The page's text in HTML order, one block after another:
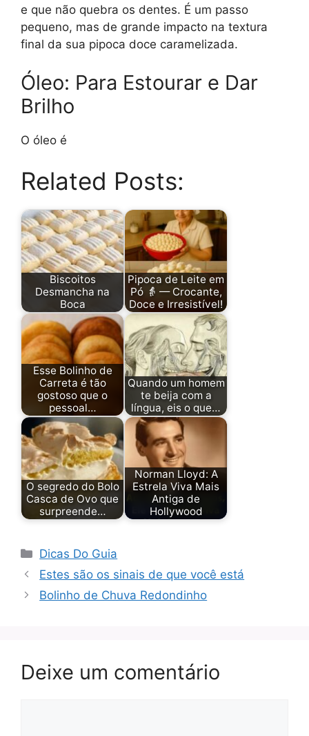
e que não quebra os dentes. É um passo
pequeno, mas de grande impacto na textura
final da sua pipoca doce caramelizada.
Óleo: Para Estourar e Dar
Brilho
O óleo é
Related Posts:
Biscoitos
Desmancha na
Boca
Pipoca de Leite em
Pó 👵 — Crocante,
Doce e Irresistível!
Esse Bolinho de
Carreta é tão
gostoso que o
pessoal…
Quando um homem
te beija com a
língua, eis o que…
O segredo do Bolo
Casca de Ovo que
surpreende…
Norman Lloyd: A
Estrela Viva Mais
Antiga de
Hollywood
Categorias
Dicas Do Guia
Estes são os sinais de que você está
Bolinho de Chuva Redondinho
Deixe um comentário